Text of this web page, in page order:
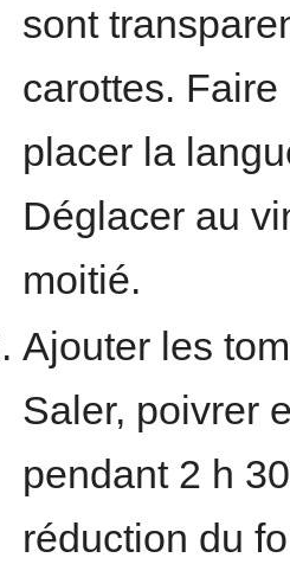
sont
carottes.
placer la
Déglacer au
moitié.
Ajouter les
Saler, poivrer
pendant 2 h
réduction du